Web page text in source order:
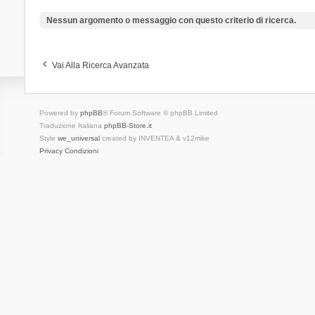
Nessun argomento o messaggio con questo criterio di ricerca.
Vai Alla Ricerca Avanzata
Powered by phpBB® Forum Software © phpBB Limited
Traduzione Italiana phpBB-Store.it
Style we_universalcreated by INVENTEA & v12mike
Privacy Condizioni